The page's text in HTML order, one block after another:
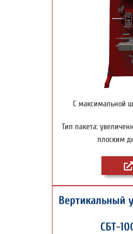
С максимальной
Тип пакета:
плоским
Вертикальный
СБТ-